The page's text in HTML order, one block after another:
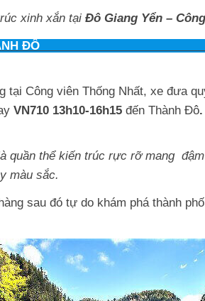
xinh xắn tạiĐô Giang Yển –
HÀ NỘI –
tại Công viên Thống Nhất, xe đưa
VN710 13h10-16h15 đến Thành Đô.
quần thể kiến trúc rực rỡ mang
màu sắc.
sau đó tự do khám phá thành